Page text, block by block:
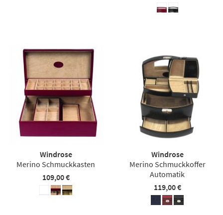
Windrose
Merino Schmuckkasten
109,00 €
Windrose
Merino Schmuckkoffer
Automatik
119,00 €